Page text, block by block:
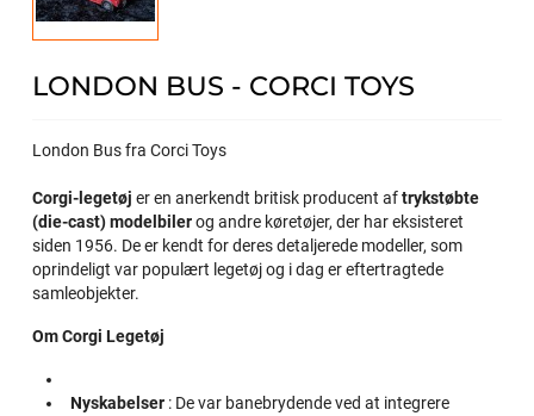
LONDON BUS - CORCI TOYS
London Bus fra Corci Toys
Corgi-legetøjer en anerkendt britisk producent aftrykstøbte
(die-cast) modelbilerog andre køretøjer, der har eksisteret
siden 1956. De er kendt for deres detaljerede modeller, som
oprindeligt var populært legetøj og i dag er eftertragtede
samleobjekter.
Om Corgi Legetøj
Nyskabelser: De var banebrydende ved at integrere